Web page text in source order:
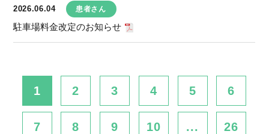
2026.06.04 患者さん
駐車場料金改定のお知らせ
1 2 3 4 5 6
7 8 9 10 ... 26